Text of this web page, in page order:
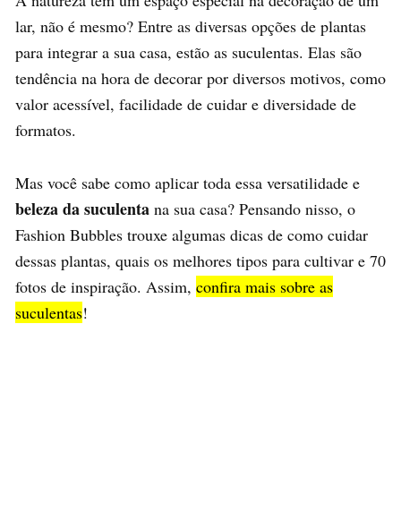
lar, não é mesmo? Entre as diversas opções de plantas
para integrar a sua casa, estão as suculentas. Elas são
tendência na hora de decorar por diversos motivos, como
valor acessível, facilidade de cuidar e diversidade de
formatos.
Mas você sabe como aplicar toda essa versatilidade e
beleza da suculenta na sua casa? Pensando nisso, o
Fashion Bubbles trouxe algumas dicas de como cuidar
dessas plantas, quais os melhores tipos para cultivar e 70
fotos de inspiração. Assim, confira mais sobre as
suculentas!